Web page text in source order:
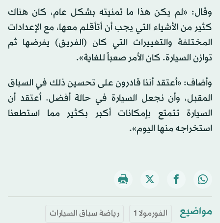
وقال: «لم يكن هذا ما تمنيته بشكل عام، كان هناك
كثير من الأشياء التي يجب أن أتأقلم معها، مع الإعدادات
المختلفة والتغييرات التي كان (الفريق) يفرضها ثم
توازن السيارة. كان الأمر صعباً للغاية».
وأضاف: «أعتقد أننا قادرون على تحسين ذلك في السباق
المقبل، وأن نجعل السيارة في حالة أفضل. أعتقد أن
السيارة تتمتع بإمكانات أكبر بكثير مما استطعنا
استخراجه منها اليوم».
مواضيع الفورمولا 1
رياضة سباق السيارات